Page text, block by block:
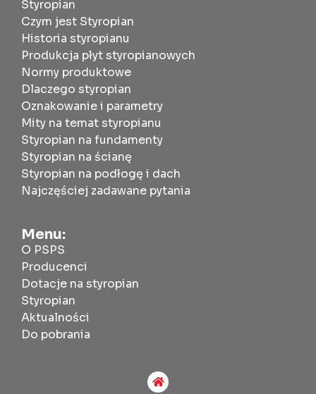
Styropian
Czym jest Styropian
Historia styropianu
Produkcja płyt styropianowych
Normy produktowe
Dlaczego styropian
Oznakowanie i parametry
Mity na temat styropianu
Styropian na fundamenty
Styropian na ścianę
Styropian na podłogę i dach
Najczęściej zadawane pytania
Menu:
O PSPS
Producenci
Dotacje na styropian
Styropian
Aktualności
Do pobrania